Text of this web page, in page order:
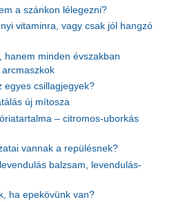
a szánkon lélegezni?
vitaminra, vagy csak jól hangzó
hanem minden évszakban
egyes csillagjegyek?
új mítosza
– citromos-uborkás
vannak a repülésnek?
balzsam, levendulás-
ha epekövünk van?